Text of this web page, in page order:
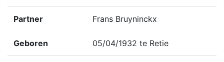
Partner Frans Bruyninckx
Geboren 05/04/1932 te Retie